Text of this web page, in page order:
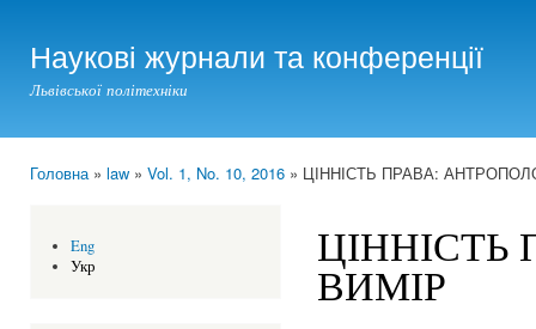
Наукові журнали та конференції
Львівської політехніки
Головна» law » Vol. 1, No. 10, 2016 » ЦІННІСТЬ ПРАВА:
Eng
Укр
ВИМІР